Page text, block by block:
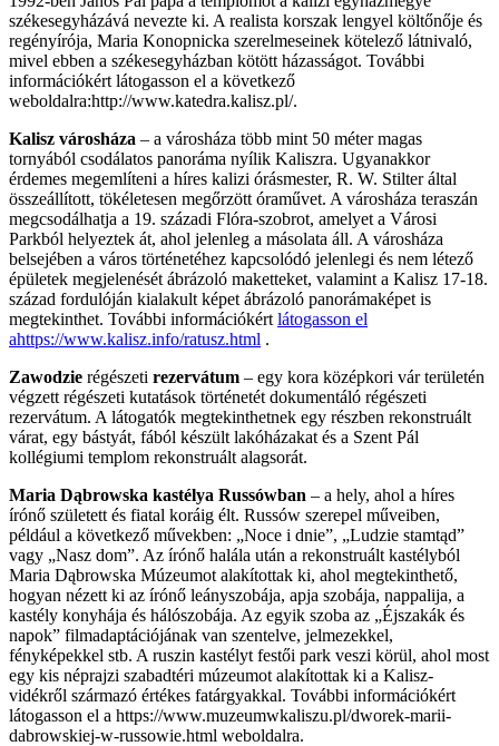
székesegyházává nevezte ki. A realista korszak lengyel költőnője és
regényírója, Maria Konopnicka szerelmeseinek kötelező látnivaló,
mivel ebben a székesegyházban kötött házasságot. További
információkért látogasson el a következő
weboldalra:http://www.katedra.kalisz.pl/.
Kalisz városháza – a városháza több mint 50 méter magas
tornyából csodálatos panoráma nyílik Kaliszra. Ugyanakkor
érdemes megemlíteni a híres kalizi órásmester, R. W. Stilter által
összeállított, tökéletesen megőrzött óraművet. A városháza teraszán
megcsodálhatja a 19. századi Flóra-szobrot, amelyet a Városi
Parkból helyeztek át, ahol jelenleg a másolata áll. A városháza
belsejében a város történetéhez kapcsolódó jelenlegi és nem létező
épületek megjelenését ábrázoló maketteket, valamint a Kalisz 17-18.
század fordulóján kialakult képet ábrázoló panorámaképet is
megtekinthet. További információkért látogasson el
ahttps://www.kalisz.info/ratusz.html .
Zawodzie régészeti rezervátum – egy kora középkori vár területén
végzett régészeti kutatások történetét dokumentáló régészeti
rezervátum. A látogatók megtekinthetnek egy részben rekonstruált
várat, egy bástyát, fából készült lakóházakat és a Szent Pál
kollégiumi templom rekonstruált alagsorát.
Maria Dąbrowska kastélya Russówban – a hely, ahol a híres
írónő született és fiatal koráig élt. Russów szerepel műveiben,
például a következő művekben: „Noce i dnie”, „Ludzie stamtąd”
vagy „Nasz dom”. Az írónő halála után a rekonstruált kastélyból
Maria Dąbrowska Múzeumot alakítottak ki, ahol megtekinthető,
hogyan nézett ki az írónő leányszobája, apja szobája, nappalija, a
kastély konyhája és hálószobája. Az egyik szoba az „Éjszakák és
napok” filmadaptációjának van szentelve, jelmezekkel,
fényképekkel stb. A ruszin kastélyt festői park veszi körül, ahol most
egy kis néprajzi szabadtéri múzeumot alakítottak ki a Kalisz-
vidékről származó értékes fatárgyakkal. További információkért
látogasson el a https://www.muzeumwkaliszu.pl/dworek-marii-
dabrowskiej-w-russowie.html weboldalra.